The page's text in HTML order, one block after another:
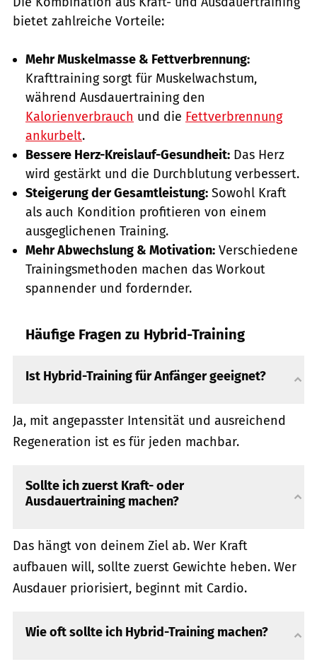
bietet zahlreiche Vorteile:
Mehr Muskelmasse & Fettverbrennung:
Krafttraining sorgt für Muskelwachstum,
während Ausdauertraining den
Kalorienverbrauch und die Fettverbrennung
ankurbelt.
Bessere Herz-Kreislauf-Gesundheit: Das Herz
wird gestärkt und die Durchblutung verbessert.
Steigerung der Gesamtleistung: Sowohl Kraft
als auch Kondition profitieren von einem
ausgeglichenen Training.
Mehr Abwechslung & Motivation: Verschiedene
Trainingsmethoden machen das Workout
spannender und fordernder.
Häufige Fragen zu Hybrid-Training
Ist Hybrid-Training für Anfänger geeignet?
Ja, mit angepasster Intensität und ausreichend
Regeneration ist es für jeden machbar.
Sollte ich zuerst Kraft- oder
Ausdauertraining machen?
Das hängt von deinem Ziel ab. Wer Kraft
aufbauen will, sollte zuerst Gewichte heben. Wer
Ausdauer priorisiert, beginnt mit Cardio.
Wie oft sollte ich Hybrid-Training machen?